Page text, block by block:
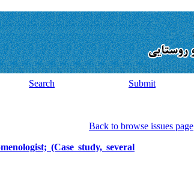
Search Submit
Back to browse issues page
(Case study, several